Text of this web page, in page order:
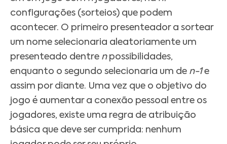
configurações (sorteios) que podem
acontecer. O primeiro presenteador a sortear
um nome selecionaria aleatoriamente um
presenteado dentre npossibilidades,
enquanto o segundo selecionaria um de n-1e
assim por diante. Uma vez que o objetivo do
jogo é aumentar a conexão pessoal entre os
jogadores, existe uma regra de atribuição
básica que deve ser cumprida: nenhum